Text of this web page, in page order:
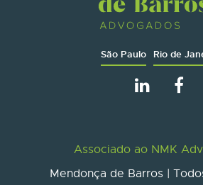
São Paulo Rio de
Associado ao NMK
Mendonça de Barros |